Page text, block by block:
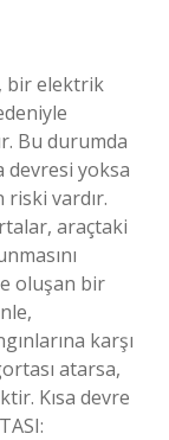
bir elektrik
Bu durumda
devresi yoksa
riski vardır.
araçtaki
oluşan bir
karşı
atarsa,
Kısa devre